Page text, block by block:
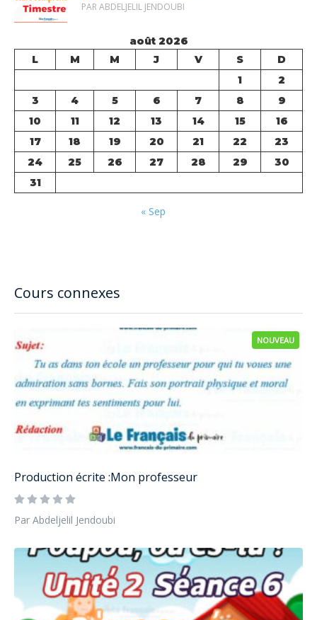
Cours connexes
NOUVEAU
Production écrite :Mon professeur
Par Abdeljelil Jendoubi
PAR ABDELJELIL JENDOUBI
août 2026
L
M M J V S
D
1
2
3
4 5 6 7 8
9
10
11 12 13 14 15
16
17
18 19 20 21 22
23
24
25 26 27 28 29
30
31
« Sep